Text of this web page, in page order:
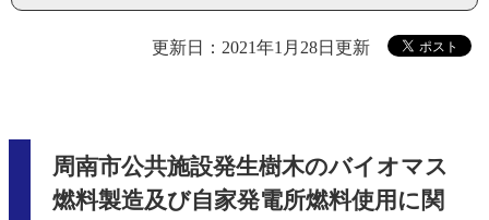
更新日：2021年1月28日更新
周南市公共施設発生樹木のバイオマス
燃料製造及び自家発電所燃料使用に関